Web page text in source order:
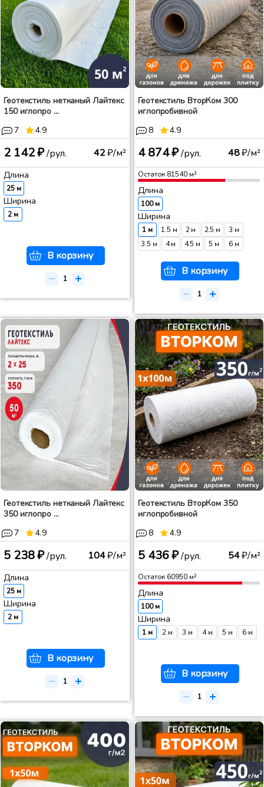
Геотекстиль нетканый Лайтекс
150 иглопро ...
7
4.9
2 142 ₽/рул. 42₽/м²
Длина
25 м
Ширина
2 м
В корзину
Геотекстиль ВторКом 300
иглопробивной
8
4.9
4 874 ₽/рул. 48₽/м²
Остаток 81540м²
Длина
100 м
Ширина
1 м 1.5 м 2 м 2.5 м
3 м
3.5 м
4 м 4.5 м 5 м 6 м
В корзину
Геотекстиль нетканый Лайтекс
350 иглопро ...
7
4.9
5 238 ₽/рул. 104₽/м²
Длина
25 м
Ширина
2 м
В корзину
Геотекстиль ВторКом 350
иглопробивной
8
4.9
5 436 ₽/рул. 54₽/м²
Остаток 60950м²
Длина
100 м
Ширина
1 м 2 м 3 м 4 м 5 м 6 м
В корзину